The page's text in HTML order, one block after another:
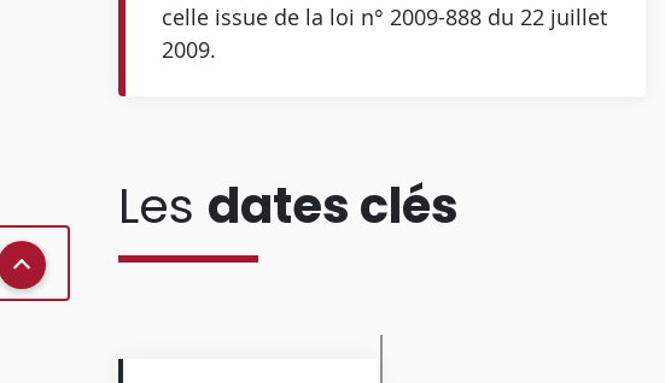
celle issue de la loi n° 2009-888 du 22 juillet
2009.
Les dates clés